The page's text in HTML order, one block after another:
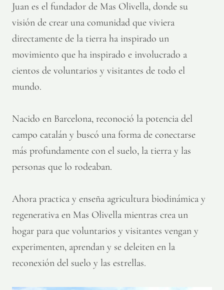
Juan es el fundador de Mas Olivella, donde su
visión de crear una comunidad que viviera
directamente de la tierra ha inspirado un
movimiento que ha inspirado e involucrado a
cientos de voluntarios y visitantes de todo el
mundo.
Nacido en Barcelona, reconoció la potencia del
campo catalán y buscó una forma de conectarse
más profundamente con el suelo, la tierra y las
personas que lo rodeaban.
Ahora practica y enseña agricultura biodinámica y
regenerativa en Mas Olivella mientras crea un
hogar para que voluntarios y visitantes vengan y
experimenten, aprendan y se deleiten en la
reconexión del suelo y las estrellas.